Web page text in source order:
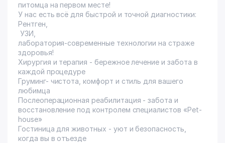
питомца на первом месте!
У нас есть всё для быстрой и точной диагностики:
Рентген,
УЗИ,
лаборатория-современные технологии на страже
здоровья!
Хирургия и терапия - бережное лечение и забота в
каждой процедуре
Груминг- чистота, комфорт и стиль для вашего
любимца
Послеоперационная реабилитация - забота и
восстановление под контролем специалистов «Pet-
house»
Гостиница для животных - уют и безопасность,
когда вы в отъезде